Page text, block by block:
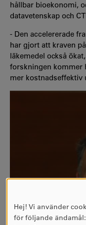
hållbar bioekonomi,
datavetenskap och
- Den accelererade
har gjort att kraven
läkemedel också
forskningen kommer
mer kostnadseffektiv
ANVÄNDNING
Hej! Vi använder
för följande ändamål: